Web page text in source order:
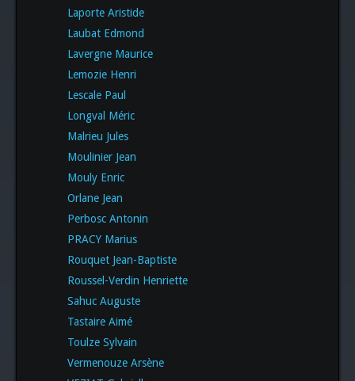
Laporte Aristide
Laubat Edmond
Lavergne Maurice
Lemozie Henri
Lescale Paul
Longval Méric
Malrieu Jules
Moulinier Jean
Mouly Enric
Orlane Jean
Perbosc Antonin
PRACY Marius
Rouquet Jean-Baptiste
Roussel-Verdin Henriette
Sahuc Auguste
Tastaire Aimé
Toulze Sylvain
Vermenouze Arsène